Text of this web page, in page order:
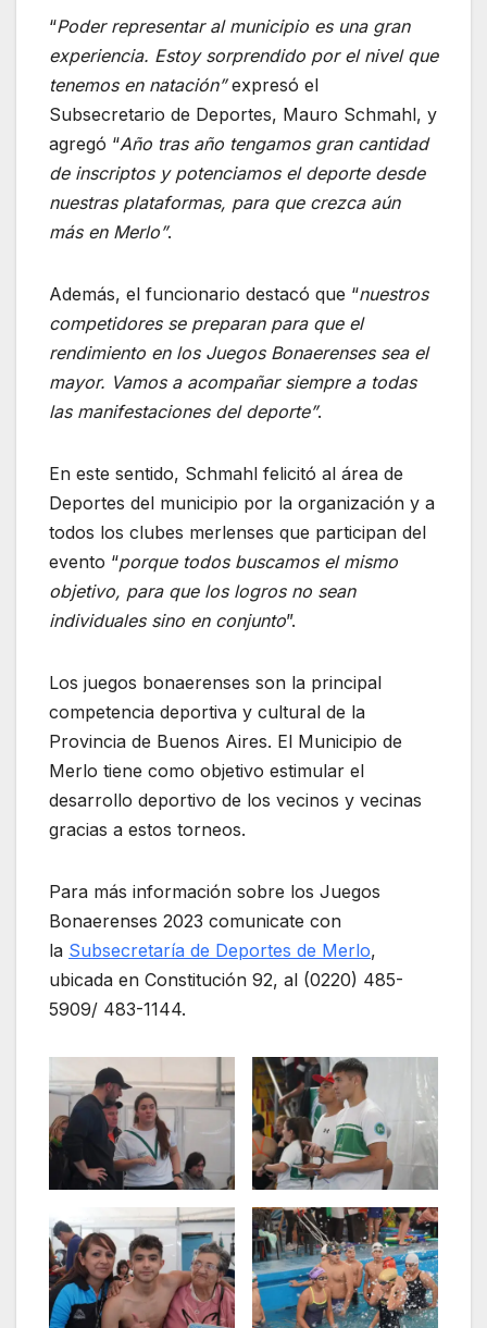
“Poder representar al municipio es una gran
experiencia. Estoy sorprendido por el nivel que
tenemos en natación”expresó el
Subsecretario de Deportes, Mauro Schmahl, y
agregó “Año tras año tengamos gran cantidad
de inscriptos y potenciamos el deporte desde
nuestras plataformas, para que crezca aún
más en Merlo”.
Además, el funcionario destacó que “nuestros
competidores se preparan para que el
rendimiento en los Juegos Bonaerenses sea el
mayor. Vamos a acompañar siempre a todas
las manifestaciones del deporte”.
En este sentido, Schmahl felicitó al área de
Deportes del municipio por la organización y a
todos los clubes merlenses que participan del
evento “porque todos buscamos el mismo
objetivo, para que los logros no sean
individuales sino en conjunto”.
Los juegos bonaerenses son la principal
competencia deportiva y cultural de la
Provincia de Buenos Aires. El Municipio de
Merlo tiene como objetivo estimular el
desarrollo deportivo de los vecinos y vecinas
gracias a estos torneos.
Para más información sobre los Juegos
Bonaerenses 2023 comunicate con
la Subsecretaría de Deportes de Merlo,
ubicada en Constitución 92, al (0220) 485-
5909/ 483-1144.